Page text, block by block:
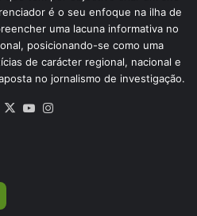
é o seu enfoque na ilha de
uma lacuna informativa no
posicionando-se como uma
de carácter regional, nacional e
no jornalismo de investigação.
Facebook
X YouTube